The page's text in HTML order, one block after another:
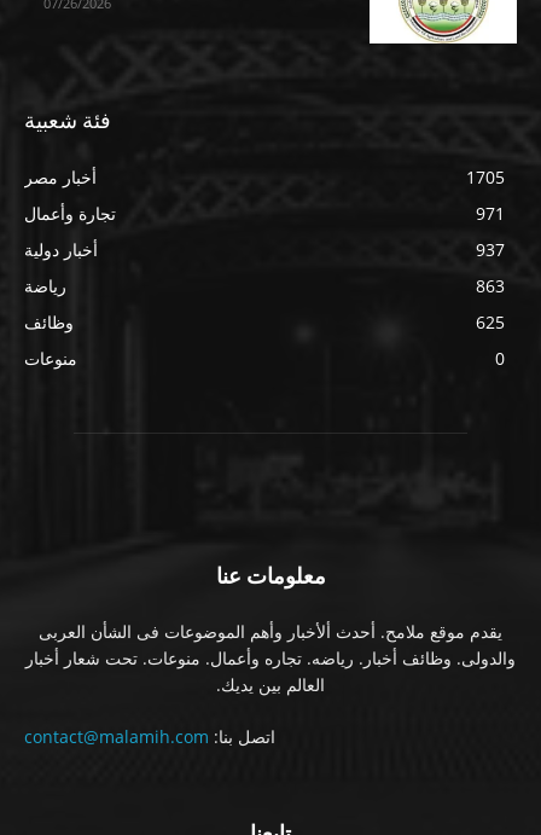
فئة شعبية
أخبار مصر
1705
تجارة وأعمال
971
أخبار دولية
937
رياضة
863
وظائف
625
منوعات
0
معلومات عنا
يقدم موقع ملامح. أحدث ألأخبار وأهم الموضوعات فى الشأن العربى
والدولى. وظائف أخبار. رياضه. تجاره وأعمال. منوعات. تحت شعار أخبار
العالم بين يديك.
اتصل بنا: contact@malamih.com